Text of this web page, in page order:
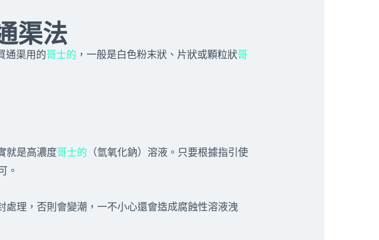
渠法
通渠用的哥士的 ，一般是白色粉末狀、片狀或顆粒狀哥
就是高濃度哥士的 （氫氧化鈉）溶液。只要根據指引使
。
理，否則會變潮，一不小心還會造成腐蝕性溶液洩